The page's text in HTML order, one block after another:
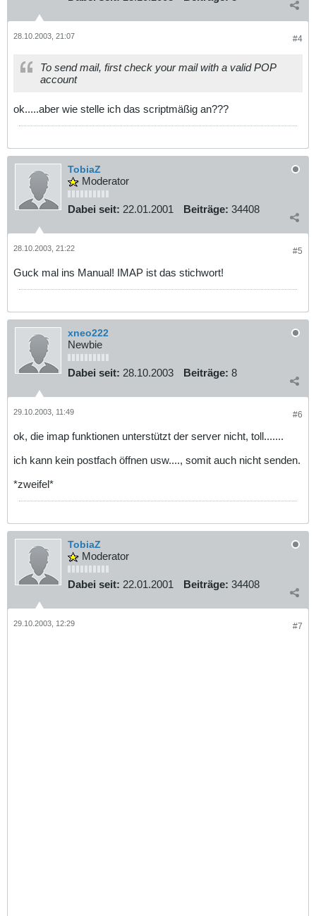
#4
28.10.2003, 21:07
To send mail, first check your mail with a valid POP
account
ok.....aber wie stelle ich das scriptmäßig an???
TobiaZ
Moderator
Dabei seit: 22.01.2001 Beiträge: 34408
#5
28.10.2003, 21:22
Guck mal ins Manual! IMAP ist das stichwort!
xneo222
Newbie
Dabei seit: 28.10.2003 Beiträge: 8
#6
29.10.2003, 11:49
ok, die imap funktionen unterstützt der server nicht, toll.......
ich kann kein postfach öffnen usw...., somit auch nicht senden.
*zweifel*
TobiaZ
Moderator
Dabei seit: 22.01.2001 Beiträge: 34408
#7
29.10.2003, 12:29